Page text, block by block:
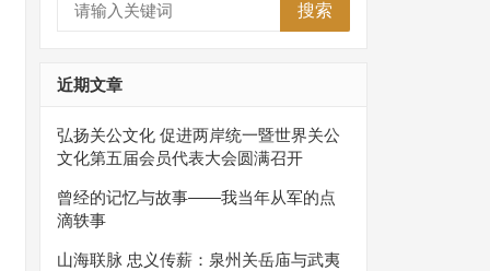
搜索
近期文章
弘扬关公文化 促进两岸统一暨世界关公
文化第五届会员代表大会圆满召开
曾经的记忆与故事——我当年从军的点
滴轶事
山海联脉 忠义传薪：泉州关岳庙与武夷